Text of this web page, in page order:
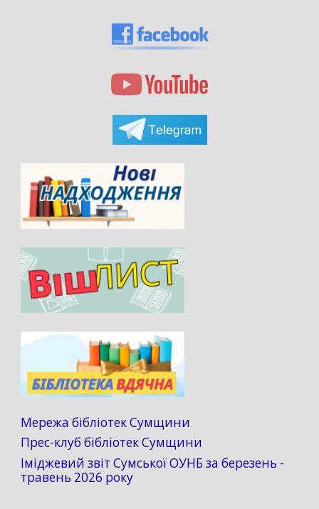
Мережа бібліотек Сумщини
Прес-клуб бібліотек Сумщини
Іміджевий звіт Сумської ОУНБ за березень -
травень 2026 року